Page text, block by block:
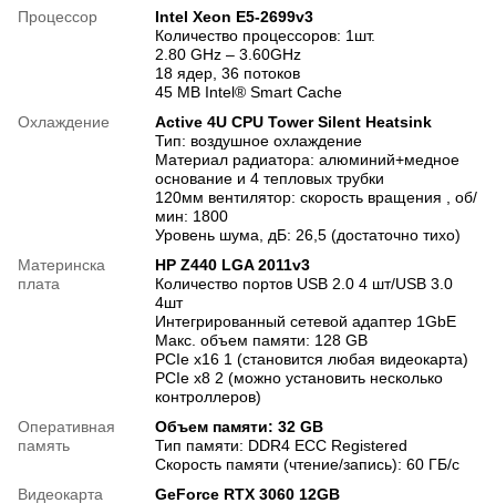
Процессор
Intel Xeon E5-2699v3
Количество процессоров: 1шт.
2.80 GHz – 3.60GHz
18 ядер, 36 потоков
45 MB Intel® Smart Cache
Охлаждение
Active 4U CPU Tower Silent Heatsink
Тип: воздушное охлаждение
Материал радиатора: алюминий+медное
основание и 4 тепловых трубки
120мм вентилятор: скорость вращения , об/
мин: 1800
Уровень шума, дБ: 26,5 (достаточно тихо)
Материнска
плата
HP Z440 LGA 2011v3
Количество портов USB 2.0 4 шт/USB 3.0
4шт
Интегрированный сетевой адаптер 1GbE
Макс. объем памяти: 128 GB
PCIe x16 1 (становится любая видеокарта)
PCIe x8 2 (можно установить несколько
контроллеров)
Оперативная
память
Объем памяти: 32 GB
Тип памяти: DDR4 ECC Registered
Скорость памяти (чтение/запись): 60 ГБ/с
Видеокарта
GeForce RTX 3060 12GB